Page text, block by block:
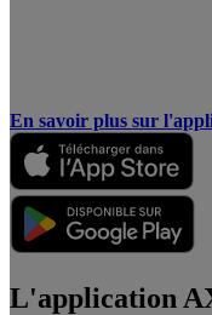
En savoir plus sur
L'application